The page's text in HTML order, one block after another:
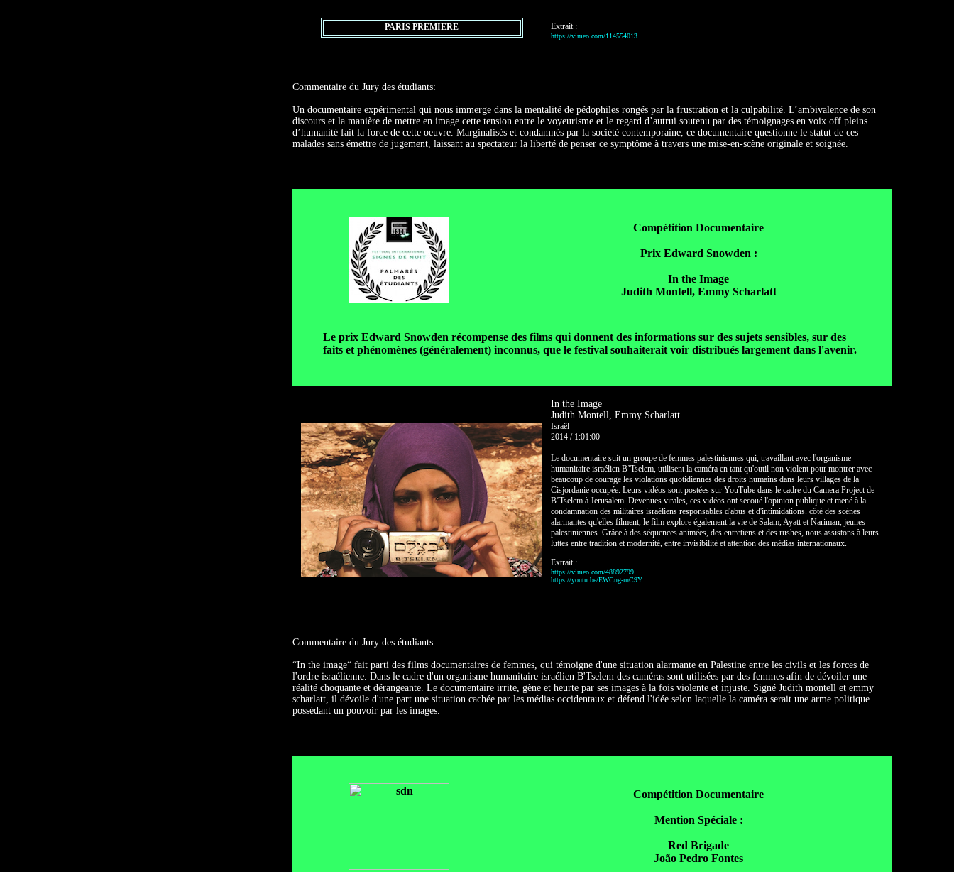
PARIS PREMIERE Extrait :
https://vimeo.com/114554013
Commentaire du Jury des étudiants:
Un documentaire expérimental qui nous immerge dans la mentalité de pédophiles rongés par la frustration et la culpabilité. L’ambivalence de son
discours et la manière de mettre en image cette tension entre le voyeurisme et le regard d’autrui soutenu par des témoignages en voix off pleins
d’humanité fait la force de cette oeuvre. Marginalisés et condamnés par la société contemporaine, ce documentaire questionne le statut de ces
malades sans émettre de jugement, laissant au spectateur la liberté de penser ce symptôme à travers une mise-en-scène originale et soignée.
Compétition Documentaire
Prix Edward Snowden :
In the Image
Judith Montell, Emmy Scharlatt
Le prix Edward Snowden récompense des films qui donnent des informations sur des sujets sensibles, sur des
faits et phénomènes (généralement) inconnus, que le festival souhaiterait voir distribués largement dans l'avenir.
In the Image
Judith Montell, Emmy Scharlatt
Israël
2014 / 1:01:00
Le documentaire suit un groupe de femmes palestiniennes qui, travaillant avec l'organisme
humanitaire israélien B’Tselem, utilisent la caméra en tant qu'outil non violent pour montrer avec
beaucoup de courage les violations quotidiennes des droits humains dans leurs villages de la
Cisjordanie occupée. Leurs vidéos sont postées sur YouTube dans le cadre du Camera Project de
B’Tselem à Jerusalem. Devenues virales, ces vidéos ont secoué l'opinion publique et mené à la
condamnation des militaires israéliens responsables d'abus et d'intimidations. côté des scènes
alarmantes qu'elles filment, le film explore également la vie de Salam, Ayatt et Nariman, jeunes
palestiniennes. Grâce à des séquences animées, des entretiens et des rushes, nous assistons à leurs
luttes entre tradition et modernité, entre invisibilité et attention des médias internationaux.
Extrait :
https://vimeo.com/48892799
https://youtu.be/EWCug-rnC9Y
Commentaire du Jury des étudiants :
“In the image“ fait parti des films documentaires de femmes, qui témoigne d'une situation alarmante en Palestine entre les civils et les forces de
l'ordre israélienne. Dans le cadre d'un organisme humanitaire israélien B'Tselem des caméras sont utilisées par des femmes afin de dévoiler une
réalité choquante et dérangeante. Le documentaire irrite, gène et heurte par ses images à la fois violente et injuste. Signé Judith montell et emmy
scharlatt, il dévoile d'une part une situation cachée par les médias occidentaux et défend l'idée selon laquelle la caméra serait une arme politique
possédant un pouvoir par les images.
Compétition Documentaire
Mention Spéciale :
Red Brigade
João Pedro Fontes